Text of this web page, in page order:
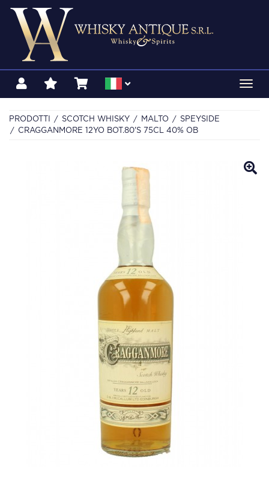
PRODOTTI SCOTCH WHISKY MALTO
SPEYSIDE
CRAGGANMORE 12YO BOT.80'S 75CL 40% OB